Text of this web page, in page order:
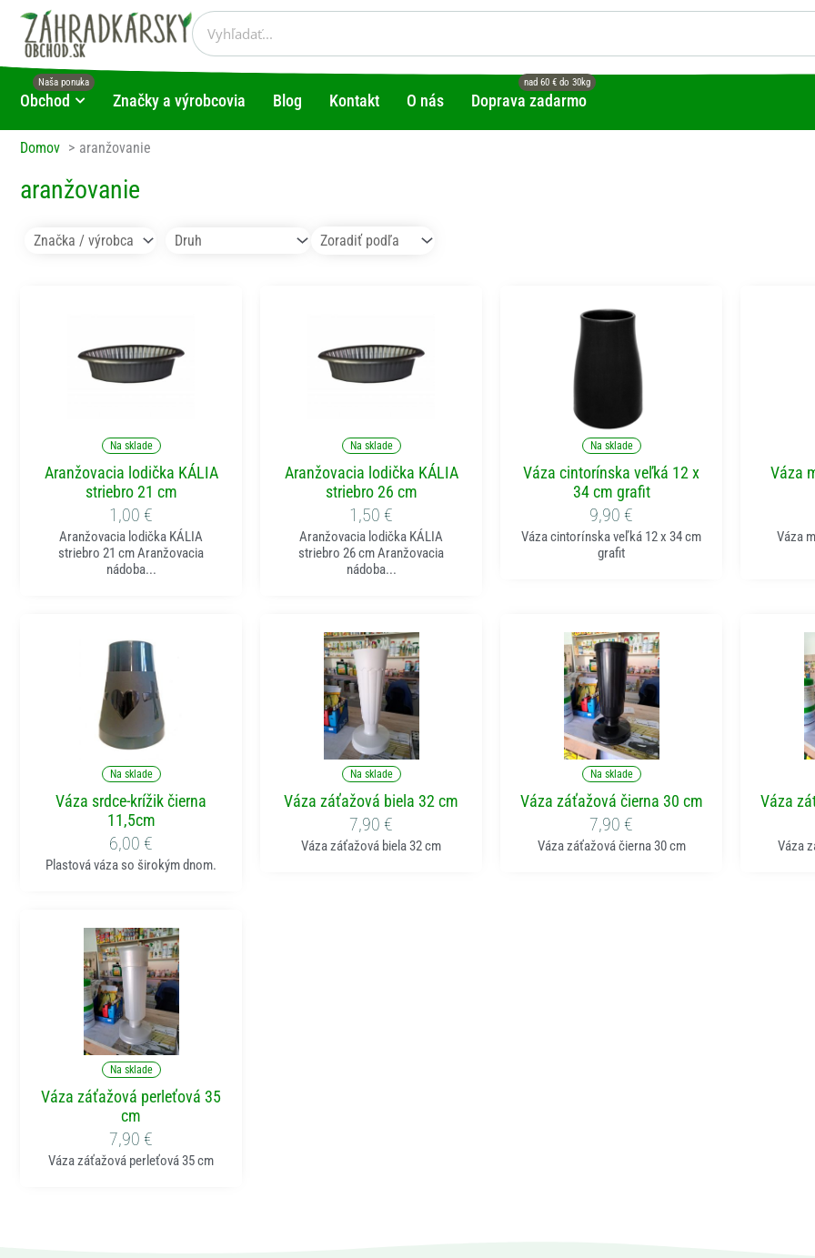
Preskočiť
obsah
Vyhľadať
Obchod Open ObchodZnačky a výrobcovia Blog Kontakt O nás Doprava zadarmo
Domov aranžovanie
aranžovanie
Na sklade
Aranžovacia lodička KÁLIA
striebro 21 cm
1,00 €
Aranžovacia lodička KÁLIA
striebro 21 cm Aranžovacia
nádoba...
Na sklade
Aranžovacia lodička KÁLIA
striebro 26 cm
1,50 €
Aranžovacia lodička KÁLIA
striebro 26 cm Aranžovacia
nádoba...
Pridať do košíka
Na sklade
Váza cintorínska veľká 12 x
34 cm grafit
9,90 €
Váza cintorínska veľká 12 x 34 cm
grafit
Váza
Váza
Pridať do košíka
Na sklade
Váza srdce-krížik čierna
11,5cm
6,00 €
Plastová váza so širokým dnom.
Pridať do košíka
Na sklade
Váza záťažová biela 32 cm
7,90 €
Váza záťažová biela 32 cm
Pridať do košíka
Na sklade
Váza záťažová čierna 30 cm
7,90 €
Váza záťažová čierna 30 cm
Váza
Váza
Pridať do košíka
Na sklade
Váza záťažová perleťová 35
cm
7,90 €
Váza záťažová perleťová 35 cm